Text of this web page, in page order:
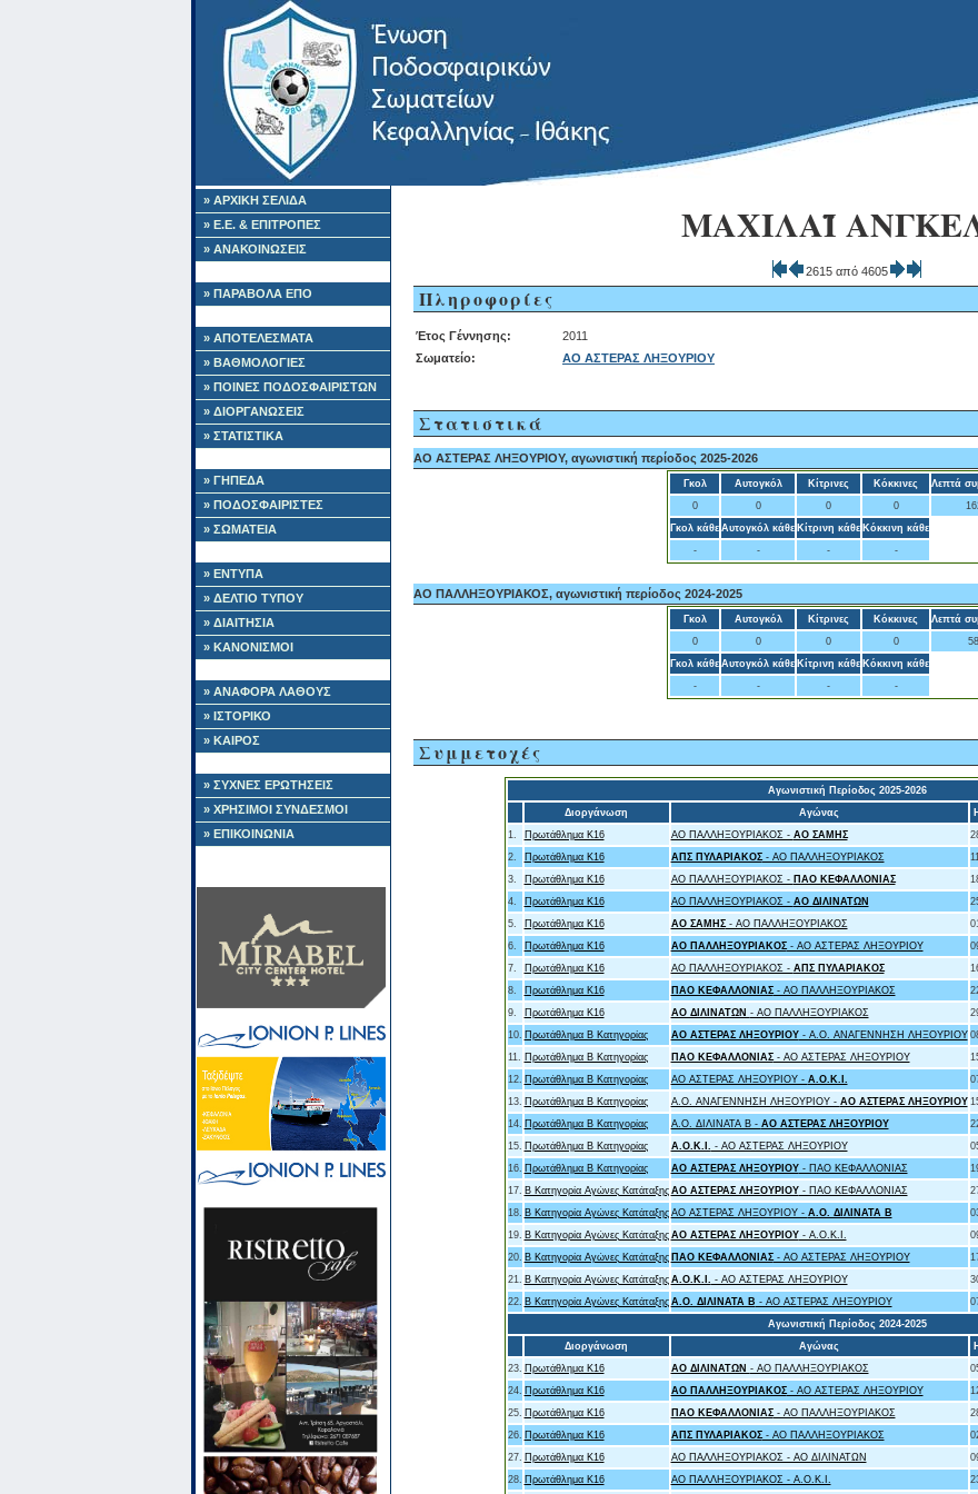
» ΑΡΧΙΚΗ ΣΕΛΙΔΑ
» Ε.Ε. & ΕΠΙΤΡΟΠΕΣ
» ΑΝΑΚΟΙΝΩΣΕΙΣ
» ΠΑΡΑΒΟΛΑ ΕΠΟ
» ΑΠΟΤΕΛΕΣΜΑΤΑ
» ΒΑΘΜΟΛΟΓΙΕΣ
» ΠΟΙΝΕΣ ΠΟΔΟΣΦΑΙΡΙΣΤΩΝ
» ΔΙΟΡΓΑΝΩΣΕΙΣ
» ΣΤΑΤΙΣΤΙΚΑ
» ΓΗΠΕΔΑ
» ΠΟΔΟΣΦΑΙΡΙΣΤΕΣ
» ΣΩΜΑΤΕΙΑ
» ΕΝΤΥΠΑ
» ΔΕΛΤΙΟ ΤΥΠΟΥ
» ΔΙΑΙΤΗΣΙΑ
» ΚΑΝΟΝΙΣΜΟΙ
» ΑΝΑΦΟΡΑ ΛΑΘΟΥΣ
» ΙΣΤΟΡΙΚΟ
» ΚΑΙΡΟΣ
» ΣΥΧΝΕΣ ΕΡΩΤΗΣΕΙΣ
» ΧΡΗΣΙΜΟΙ ΣΥΝΔΕΣΜΟΙ
» ΕΠΙΚΟΙΝΩΝΙΑ
ΜΑΧΙΛΑΪ
2615 από 4605
Πληροφορίες
Έτος Γέννησης:
2011
Σωματείο:
ΑΟ ΑΣΤΕΡΑΣ ΛΗΞΟΥΡΙΟΥ
Στατιστικά
ΑΟ ΑΣΤΕΡΑΣ ΛΗΞΟΥΡΙΟΥ, αγωνιστική περίοδος 2025-2026
Γκολ Αυτογκόλ Κίτρινες Κόκκινες
Λεπτά
0
0 0 0
Γκολ κάθε Αυτογκόλ κάθε Κίτρινη κάθε Κόκκινη κάθε
-
- - -
ΑΟ ΠΑΛΛΗΞΟΥΡΙΑΚΟΣ, αγωνιστική περίοδος 2024-2025
Γκολ Αυτογκόλ Κίτρινες Κόκκινες
Λεπτά
0
0 0 0
Γκολ κάθε Αυτογκόλ κάθε Κίτρινη κάθε Κόκκινη κάθε
-
- - -
Συμμετοχές
Αγωνιστική Περίοδος 2025-2026
Διοργάνωση
Αγώνας
1.
Πρωτάθλημα Κ16 ΑΟ ΠΑΛΛΗΞΟΥΡΙΑΚΟΣ - ΑΟ ΣΑΜΗΣ
2.
Πρωτάθλημα Κ16 ΑΠΣ ΠΥΛΑΡΙΑΚΟΣ- ΑΟ ΠΑΛΛΗΞΟΥΡΙΑΚΟΣ
3.
Πρωτάθλημα Κ16 ΑΟ ΠΑΛΛΗΞΟΥΡΙΑΚΟΣ - ΠΑΟ ΚΕΦΑΛΛΟΝΙΑΣ
4.
Πρωτάθλημα Κ16 ΑΟ ΠΑΛΛΗΞΟΥΡΙΑΚΟΣ - ΑΟ ΔΙΛΙΝΑΤΩΝ
5.
Πρωτάθλημα Κ16 ΑΟ ΣΑΜΗΣ- ΑΟ ΠΑΛΛΗΞΟΥΡΙΑΚΟΣ
6.
Πρωτάθλημα Κ16 ΑΟ ΠΑΛΛΗΞΟΥΡΙΑΚΟΣ- ΑΟ ΑΣΤΕΡΑΣ ΛΗΞΟΥΡΙΟΥ
7.
Πρωτάθλημα Κ16 ΑΟ ΠΑΛΛΗΞΟΥΡΙΑΚΟΣ - ΑΠΣ ΠΥΛΑΡΙΑΚΟΣ
8.
Πρωτάθλημα Κ16 ΠΑΟ ΚΕΦΑΛΛΟΝΙΑΣ- ΑΟ ΠΑΛΛΗΞΟΥΡΙΑΚΟΣ
9.
Πρωτάθλημα Κ16 ΑΟ ΔΙΛΙΝΑΤΩΝ - ΑΟ ΠΑΛΛΗΞΟΥΡΙΑΚΟΣ
10. Πρωτάθλημα Β Κατηγορίας ΑΟ ΑΣΤΕΡΑΣ ΛΗΞΟΥΡΙΟΥ- Α.Ο. ΑΝΑΓΕΝΝΗΣΗ ΛΗΞΟΥΡΙΟΥ
11. Πρωτάθλημα Β Κατηγορίας ΠΑΟ ΚΕΦΑΛΛΟΝΙΑΣ- ΑΟ ΑΣΤΕΡΑΣ ΛΗΞΟΥΡΙΟΥ
12. Πρωτάθλημα Β Κατηγορίας ΑΟ ΑΣΤΕΡΑΣ ΛΗΞΟΥΡΙΟΥ - Α.Ο.Κ.Ι.
13. Πρωτάθλημα Β Κατηγορίας Α.Ο. ΑΝΑΓΕΝΝΗΣΗ ΛΗΞΟΥΡΙΟΥ - ΑΟ ΑΣΤΕΡΑΣ ΛΗΞΟΥΡΙΟΥ
14. Πρωτάθλημα Β Κατηγορίας Α.Ο. ΔΙΛΙΝΑΤΑ Β - ΑΟ ΑΣΤΕΡΑΣ ΛΗΞΟΥΡΙΟΥ
15. Πρωτάθλημα Β Κατηγορίας Α.Ο.Κ.Ι. - ΑΟ ΑΣΤΕΡΑΣ ΛΗΞΟΥΡΙΟΥ
16. Πρωτάθλημα Β Κατηγορίας ΑΟ ΑΣΤΕΡΑΣ ΛΗΞΟΥΡΙΟΥ- ΠΑΟ ΚΕΦΑΛΛΟΝΙΑΣ
17. B Κατηγορία Αγώνες Κατάταξης ΑΟ ΑΣΤΕΡΑΣ ΛΗΞΟΥΡΙΟΥ- ΠΑΟ ΚΕΦΑΛΛΟΝΙΑΣ
18. B Κατηγορία Αγώνες Κατάταξης ΑΟ ΑΣΤΕΡΑΣ ΛΗΞΟΥΡΙΟΥ - Α.Ο. ΔΙΛΙΝΑΤΑ Β
19. B Κατηγορία Αγώνες Κατάταξης ΑΟ ΑΣΤΕΡΑΣ ΛΗΞΟΥΡΙΟΥ- Α.Ο.Κ.Ι.
20. B Κατηγορία Αγώνες Κατάταξης ΠΑΟ ΚΕΦΑΛΛΟΝΙΑΣ- ΑΟ ΑΣΤΕΡΑΣ ΛΗΞΟΥΡΙΟΥ
21. B Κατηγορία Αγώνες Κατάταξης Α.Ο.Κ.Ι. - ΑΟ ΑΣΤΕΡΑΣ ΛΗΞΟΥΡΙΟΥ
22. B Κατηγορία Αγώνες Κατάταξης Α.Ο. ΔΙΛΙΝΑΤΑ Β - ΑΟ ΑΣΤΕΡΑΣ ΛΗΞΟΥΡΙΟΥ
Αγωνιστική Περίοδος 2024-2025
Διοργάνωση
Αγώνας
23. Πρωτάθλημα Κ16 ΑΟ ΔΙΛΙΝΑΤΩΝ - ΑΟ ΠΑΛΛΗΞΟΥΡΙΑΚΟΣ
24. Πρωτάθλημα Κ16 ΑΟ ΠΑΛΛΗΞΟΥΡΙΑΚΟΣ- ΑΟ ΑΣΤΕΡΑΣ ΛΗΞΟΥΡΙΟΥ
25. Πρωτάθλημα Κ16 ΠΑΟ ΚΕΦΑΛΛΟΝΙΑΣ- ΑΟ ΠΑΛΛΗΞΟΥΡΙΑΚΟΣ
26. Πρωτάθλημα Κ16 ΑΠΣ ΠΥΛΑΡΙΑΚΟΣ- ΑΟ ΠΑΛΛΗΞΟΥΡΙΑΚΟΣ
27. Πρωτάθλημα Κ16 ΑΟ ΠΑΛΛΗΞΟΥΡΙΑΚΟΣ - ΑΟ ΔΙΛΙΝΑΤΩΝ
28. Πρωτάθλημα Κ16 ΑΟ ΠΑΛΛΗΞΟΥΡΙΑΚΟΣ - Α.Ο.Κ.Ι.